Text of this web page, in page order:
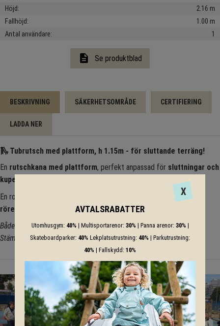
Höjd
2.16 m
Fallhöjd
1.00 m
Antal användare
1
description Se produktblad
BESKRIVNING SÄKERHETSOMRÅDE CERTIFIERING
LADDA NER
🛝 Tubrutsch med plattform, h 1.15m - för sluttande terräng!
En rutschkana med plattform, perfekt anpassad för sluttningar och
kuperade lekytor
En rolig och funktionell lösning som bjuder på
fartfylld lek och
rörelseglädje
i naturens egen terräng! ✨
Både Natur och Stilig går även att beställas med aluminiumstolpar.
Stäm av med din säljare!
X
AVTALSRABATTER
Utomhusgym: 40% | Multisportarenor: 30% | Panna arenor: 30% |
Skateboardparker: 40% Lekplatsutrustning: 40% | Parkutrustning:
40% | Fallskydd: 10%